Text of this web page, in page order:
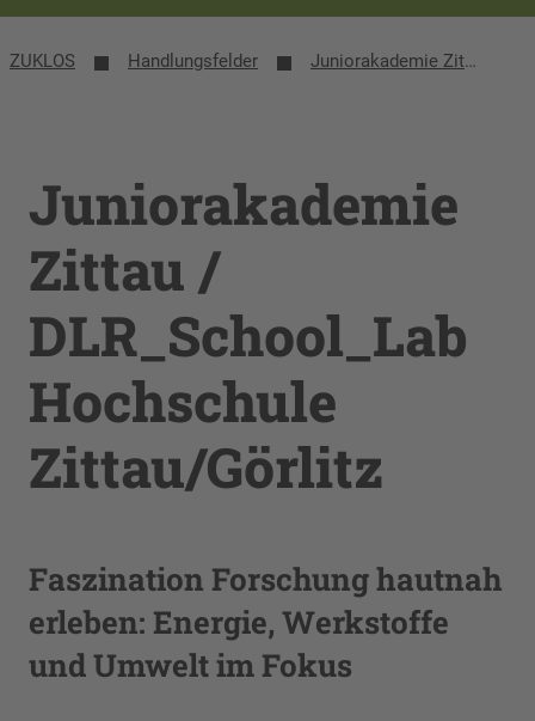
ZUKLOS Handlungsfelder Juniorakademie Zittau / DLR_School_Lab Hochschule Zittau/Görlitz
Juniorakademie
Zittau /
DLR_School_Lab
Hochschule
Zittau/Görlitz
Faszination Forschung hautnah
erleben: Energie, Werkstoffe
und Umwelt im Fokus